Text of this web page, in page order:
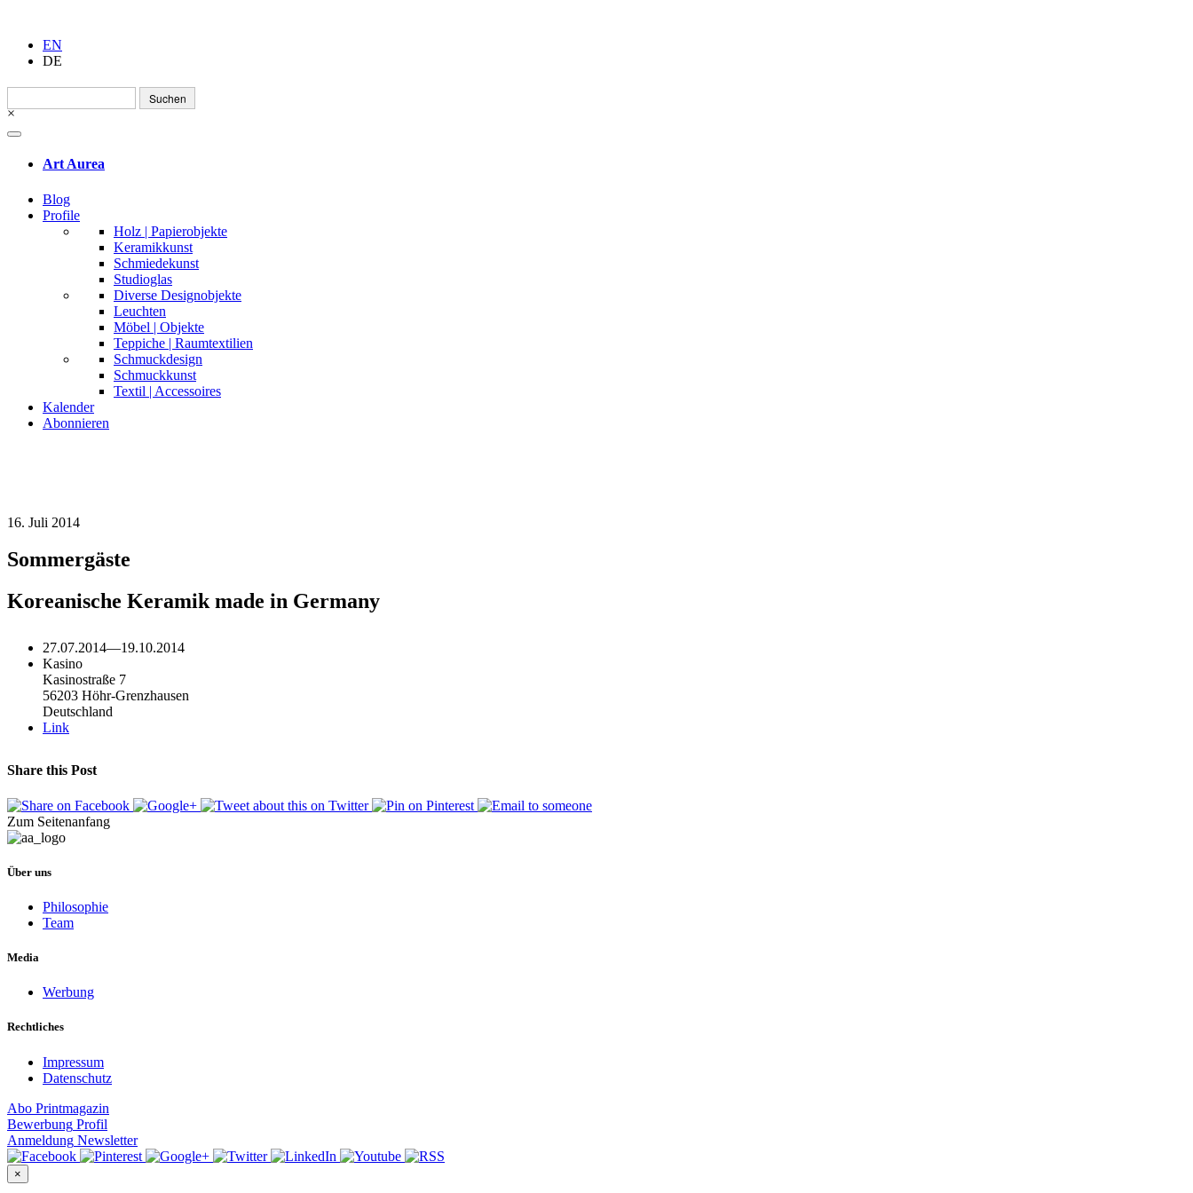
EN
DE
Suchen
nach:
×
Art Aurea
Blog
Profile
Holz | Papierobjekte
Keramikkunst
Schmiedekunst
Studioglas
Diverse Designobjekte
Leuchten
Möbel | Objekte
Teppiche | Raumtextilien
Schmuckdesign
Schmuckkunst
Textil | Accessoires
Kalender
Abonnieren
16. Juli 2014
Sommergäste
Koreanische Keramik made in Germany
27.07.2014—19.10.2014
Kasino
Kasinostraße 7
56203 Höhr-Grenzhausen
Deutschland
Link
Share this Post
Zum Seitenanfang
Über uns
Philosophie
Team
Media
Werbung
Rechtliches
Impressum
Datenschutz
Abo Printmagazin
Bewerbung Profil
Anmeldung Newsletter
×